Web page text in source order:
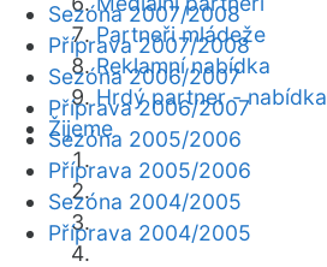
Partneři mládeže
Reklamní nabídka
Hrdý partner - nabídka
Žijeme
Sezóna 2007/2008
Příprava 2007/2008
Sezóna 2006/2007
Příprava 2006/2007
Sezóna 2005/2006
Příprava 2005/2006
Sezóna 2004/2005
Příprava 2004/2005